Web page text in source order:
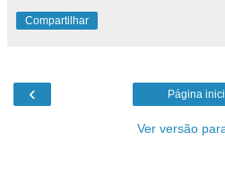
Compartilhar
‹ Página
Ver versão